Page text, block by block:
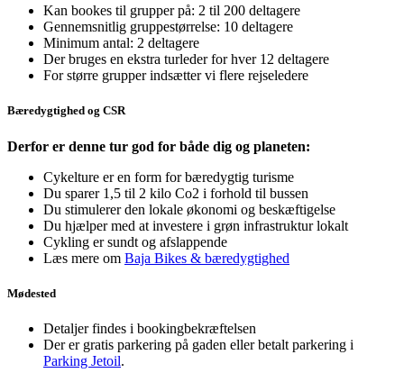
Kan bookes til grupper på: 2 til 200 deltagere
Gennemsnitlig gruppestørrelse: 10 deltagere
Minimum antal: 2 deltagere
Der bruges en ekstra turleder for hver 12 deltagere
For større grupper indsætter vi flere rejseledere
Bæredygtighed og CSR
Derfor er denne tur god for både dig og planeten:
Cykelture er en form for bæredygtig turisme
Du sparer 1,5 til 2 kilo Co2 i forhold til bussen
Du stimulerer den lokale økonomi og beskæftigelse
Du hjælper med at investere i grøn infrastruktur lokalt
Cykling er sundt og afslappende
Læs mere om Baja Bikes & bæredygtighed
Mødested
Detaljer findes i bookingbekræftelsen
Der er gratis parkering på gaden eller betalt parkering i
Parking Jetoil.